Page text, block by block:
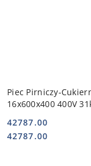
Piec Pirniczy-
16x600x400 400V
Cena:
42787.00
Cena:
42787.00